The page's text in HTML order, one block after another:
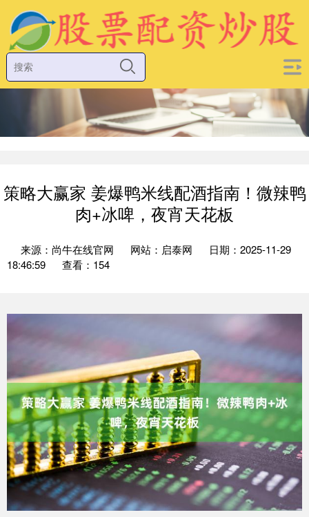
策略大赢家 姜爆鸭米线配酒指南！微辣鸭
肉+冰啤，夜宵天花板
来源：尚牛在线官网 网站：启泰网
日期：2025-11-29
18:46:59
查看：154